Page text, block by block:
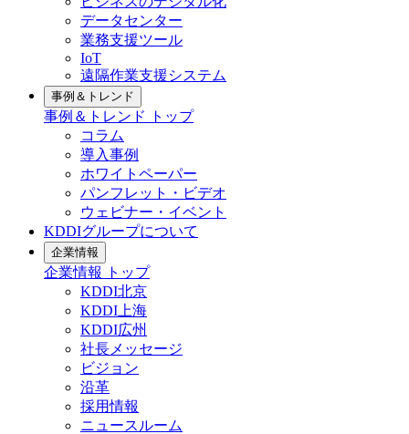
データセンター
業務支援ツール
IoT
遠隔作業支援システム
事例＆トレンド
事例＆トレンド
トップ
コラム
導入事例
ホワイトペーパー
パンフレット・ビデオ
ウェビナー・イベント
KDDIグループについて
企業情報
企業情報
トップ
KDDI北京
KDDI上海
KDDI広州
社長メッセージ
ビジョン
沿革
採用情報
ニュースルーム